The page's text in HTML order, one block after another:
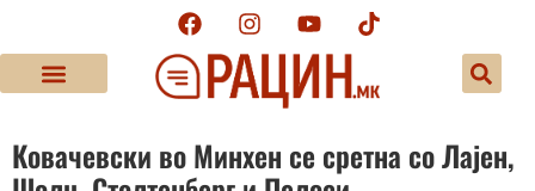
Ковачевски во Минхен се сретна со Лајен,